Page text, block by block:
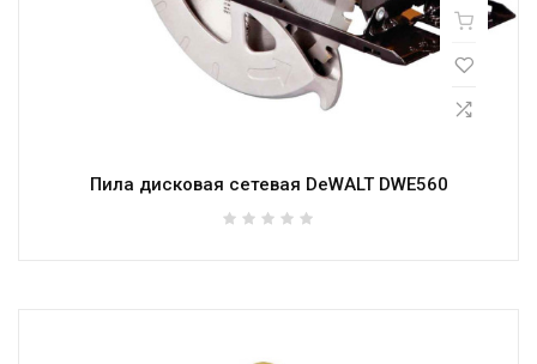
Пила дисковая сетевая DeWALT DWE560